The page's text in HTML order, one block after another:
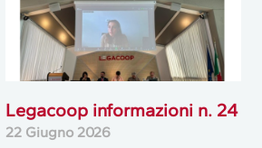
Legacoop informazioni n. 24
22 Giugno 2026